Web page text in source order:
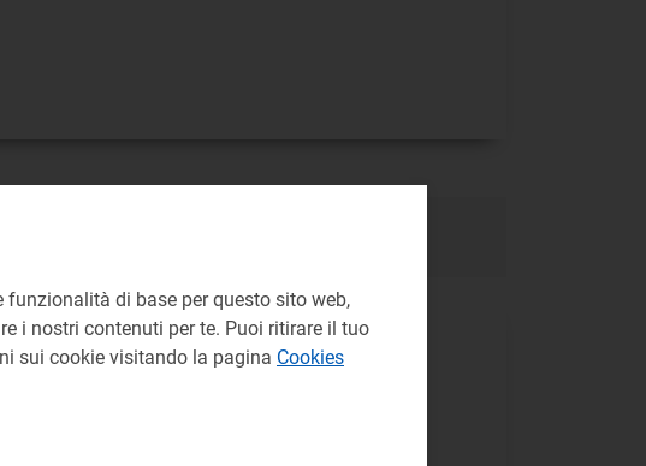
distribuire sulle reti di distribuzione
i dati delle letture.
di base per questo sito web,
i nostri contenuti per te. Puoi ritirare il tuo
sui cookie visitando la pagina Cookies